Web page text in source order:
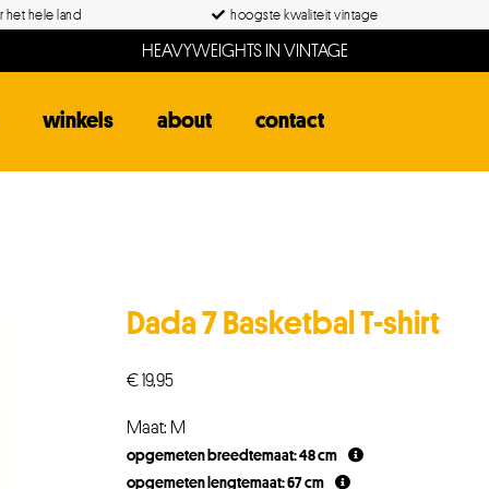
het hele land hoogste kwaliteit vintage
HEAVYWEIGHTS IN VINTAGE
winkels about contact
Dada 7 Basketbal T-shirt
€19,95
Maat: M
opgemeten breedtemaat: 48 cm
opgemeten lengtemaat: 67 cm